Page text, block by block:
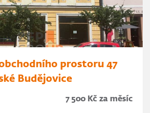
prostoru 47
Budějovice
7 500 Kč za měsíc